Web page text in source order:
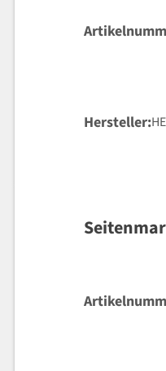
Hersteller